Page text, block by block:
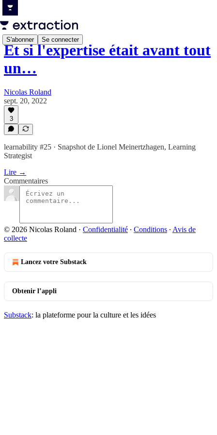
S'abonner Se connecter
Et si l'expertise était avant tout
un…
Nicolas Roland
sept. 20, 2022
3
learnability #25 · Snapshot de Lionel Meinertzhagen, Learning
Strategist
Lire →
Commentaires
© 2026 Nicolas Roland · Confidentialité ∙ Conditions ∙ Avis de
collecte
Lancez votre Substack
Obtenir l’appli
Substack: la plateforme pour la culture et les idées